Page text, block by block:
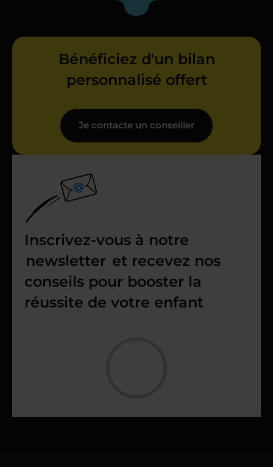
Bénéficiez d'un bilan
personnalisé offert
Je contacte un conseiller
Inscrivez-vous à notre
newsletter et recevez nos
conseils pour booster la
réussite de votre enfant